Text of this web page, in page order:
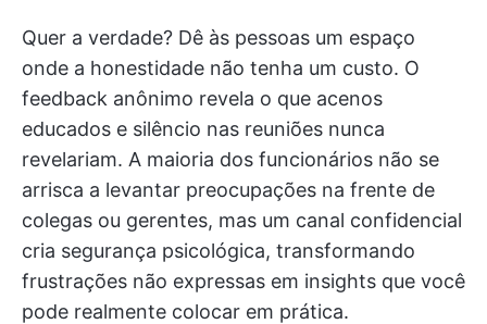
Quer a verdade? Dê às pessoas um espaço
onde a honestidade não tenha um custo. O
feedback anônimo revela o que acenos
educados e silêncio nas reuniões nunca
revelariam. A maioria dos funcionários não se
arrisca a levantar preocupações na frente de
colegas ou gerentes, mas um canal confidencial
cria segurança psicológica, transformando
frustrações não expressas em insights que você
pode realmente colocar em prática.